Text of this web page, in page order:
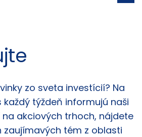
zo sveta investícií? Na
týždeň informujú naši
akciových trhoch, nájdete
tém z oblasti